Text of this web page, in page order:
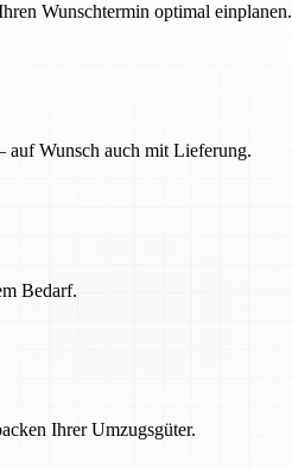
Wunschtermin optimal einplanen.
auf Wunsch auch mit Lieferung.
Bedarf.
Ihrer Umzugsgüter.